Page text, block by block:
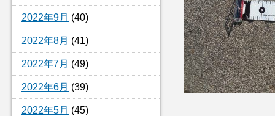
2022年9月 (40)
2022年8月 (41)
2022年7月 (49)
2022年6月 (39)
2022年5月 (45)